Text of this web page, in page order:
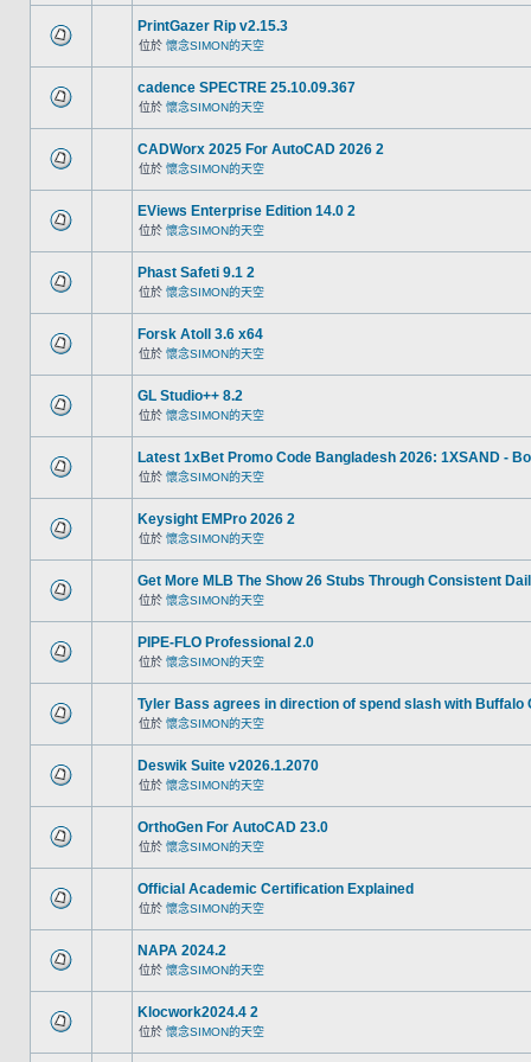
PrintGazer Rip v2.15.3
位於 懷念SIMON的天空
cadence SPECTRE 25.10.09.367
位於 懷念SIMON的天空
CADWorx 2025 For AutoCAD 2026 2
位於 懷念SIMON的天空
EViews Enterprise Edition 14.0 2
位於 懷念SIMON的天空
Phast Safeti 9.1 2
位於 懷念SIMON的天空
Forsk Atoll 3.6 x64
位於 懷念SIMON的天空
GL Studio++ 8.2
位於 懷念SIMON的天空
Latest 1xBet Promo Code Bangladesh 2026: 1XSAND -
位於 懷念SIMON的天空
Keysight EMPro 2026 2
位於 懷念SIMON的天空
Get More MLB The Show 26 Stubs Through Consistent
位於 懷念SIMON的天空
PIPE-FLO Professional 2.0
位於 懷念SIMON的天空
Tyler Bass agrees in direction of spend slash with Buffalo
位於 懷念SIMON的天空
Deswik Suite v2026.1.2070
位於 懷念SIMON的天空
OrthoGen For AutoCAD 23.0
位於 懷念SIMON的天空
Official Academic Certification Explained
位於 懷念SIMON的天空
NAPA 2024.2
位於 懷念SIMON的天空
Klocwork2024.4 2
位於 懷念SIMON的天空